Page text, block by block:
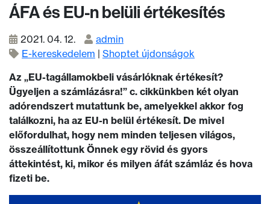
ÁFA és EU-n belüli értékesítés
2021. 04. 12.
admin
E-kereskedelem | Shoptet újdonságok
Az „EU-tagállamokbeli vásárlóknak értékesít?
Ügyeljen a számlázásra!” c. cikkünkben két olyan
adórendszert mutattunk be, amelyekkel akkor fog
találkozni, ha az EU-n belül értékesít. De mivel
előfordulhat, hogy nem minden teljesen világos,
összeállítottunk Önnek egy rövid és gyors
áttekintést, ki, mikor és milyen áfát számláz és hova
fizeti be.